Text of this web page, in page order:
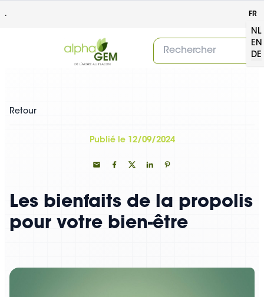
. FR
NL
EN
DE
Retour
Publié le 12/09/2024
Les bienfaits de la propolis
pour votre bien-être